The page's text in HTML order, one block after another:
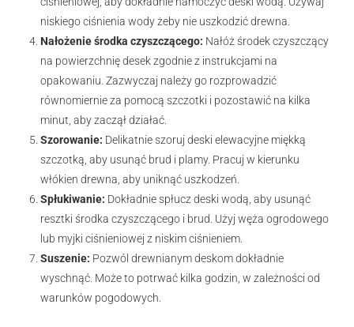
niskiego ciśnienia wody żeby nie uszkodzić drewna.
Nałożenie środka czyszczącego: Nałóż środek czyszczący
na powierzchnię desek zgodnie z instrukcjami na
opakowaniu. Zazwyczaj należy go rozprowadzić
równomiernie za pomocą szczotki i pozostawić na kilka
minut, aby zaczął działać.
Szorowanie: Delikatnie szoruj deski elewacyjne miękką
szczotką, aby usunąć brud i plamy. Pracuj w kierunku
włókien drewna, aby uniknąć uszkodzeń.
Spłukiwanie: Dokładnie spłucz deski wodą, aby usunąć
resztki środka czyszczącego i brud. Użyj węża ogrodowego
lub myjki ciśnieniowej z niskim ciśnieniem.
Suszenie: Pozwól drewnianym deskom dokładnie
wyschnąć. Może to potrwać kilka godzin, w zależności od
warunków pogodowych.